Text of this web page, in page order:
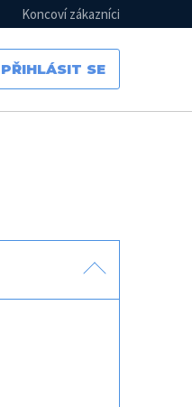
Koncoví zákazníci
PŘIHLÁSIT SE